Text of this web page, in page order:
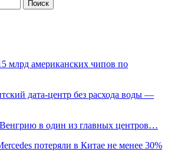
млрд американских чипов по
дата-центр без расхода воды —
Венгрию в один из главных центров…
потеряли в Китае не менее 30%